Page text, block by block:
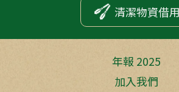
清潔物資借用
年報 2025
加入我們